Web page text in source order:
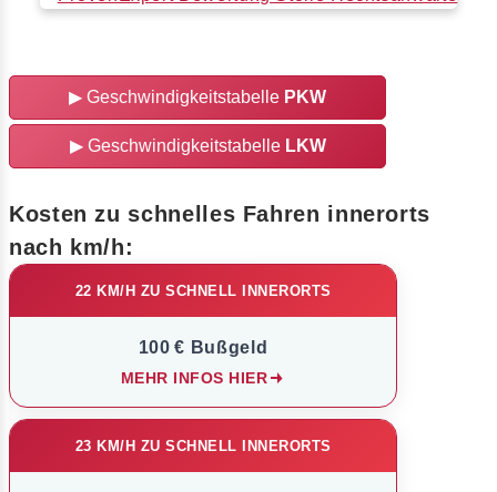
▶ Geschwindigkeitstabelle PKW
▶ Geschwindigkeitstabelle LKW
Kosten zu schnelles Fahren innerorts
nach km/h:
22 KM/H ZU SCHNELL INNERORTS
100 € Bußgeld
MEHR INFOS HIER
23 KM/H ZU SCHNELL INNERORTS